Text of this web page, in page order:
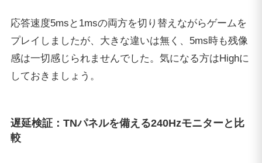
応答速度5msと1msの両方を切り替えながらゲームを
プレイしましたが、大きな違いは無く、5ms時も残像
感は一切感じられませんでした。気になる方はHighに
しておきましょう。
遅延検証：TNパネルを備える240Hzモニターと比
較